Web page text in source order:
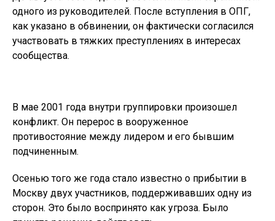
одного из руководителей. После вступления в ОПГ,
как указано в обвинении, он фактически согласился
участвовать в тяжких преступлениях в интересах
сообщества.
В мае 2001 года внутри группировки произошел
конфликт. Он перерос в вооруженное
противостояние между лидером и его бывшим
подчиненным.
Осенью того же года стало известно о прибытии в
Москву двух участников, поддерживавших одну из
сторон. Это было воспринято как угроза. Было